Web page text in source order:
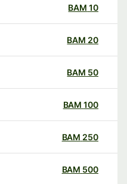
BAM
20
BAM
50
BAM
100
BAM
250
BAM
500
BAM